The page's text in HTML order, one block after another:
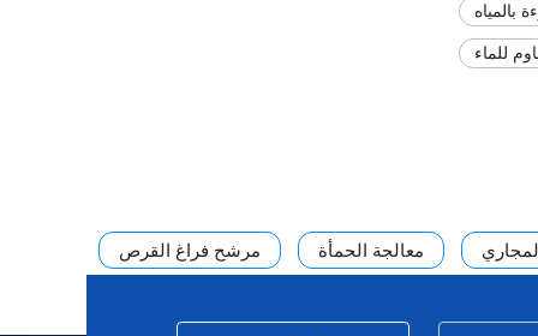
بالمياه
للماء
معالجة الحمأة مرشح فراغ القرص